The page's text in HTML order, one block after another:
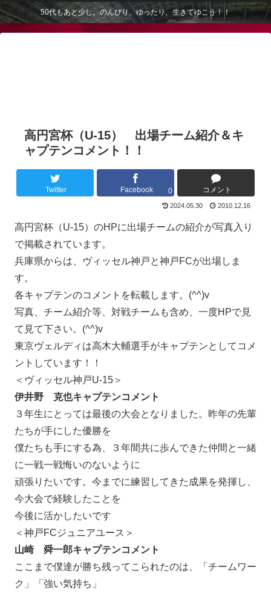
50代もあと少し。のんびり、ゆったり、生きてゆこう！！
高円宮杯（U-15） 出場チーム紹介＆キ
ャプテンコメント！！
Twitter Facebook 0 コメント
2024.05.30 2010.12.16
高円宮杯（U-15）のHPに出場チームの紹介が写真入り
で掲載されています。
兵庫県からは、ヴィッセル神戸と神戸FCが出場しま
す。
各キャプテンのコメントを転載します。(^^)v
写真、チーム紹介等、対戦チームも含め、一度HPで見
て見て下さい。(^^)v
東京ヴェルディは高木大輔選手がキャプテンとしてコメ
ントしています！！
＜ヴィッセル神戸U-15＞
伊井野 克也キャプテンコメント
３年生にとっては最後の大会となりました。昨年の先輩
たちが手にした優勝を
僕たちも手にする為、３年間共に歩んできた仲間と一緒
に一戦一戦悔いのないように
頑張りたいです。今までに練習してきた成果を発揮し、
今大会で経験したことを
今後に活かしたいです
＜神戸FCジュニアユース＞
山崎 舜一郎キャプテンコメント
ここまで僕達が勝ち残ってこられたのは、「チームワー
ク」「強い気持ち」